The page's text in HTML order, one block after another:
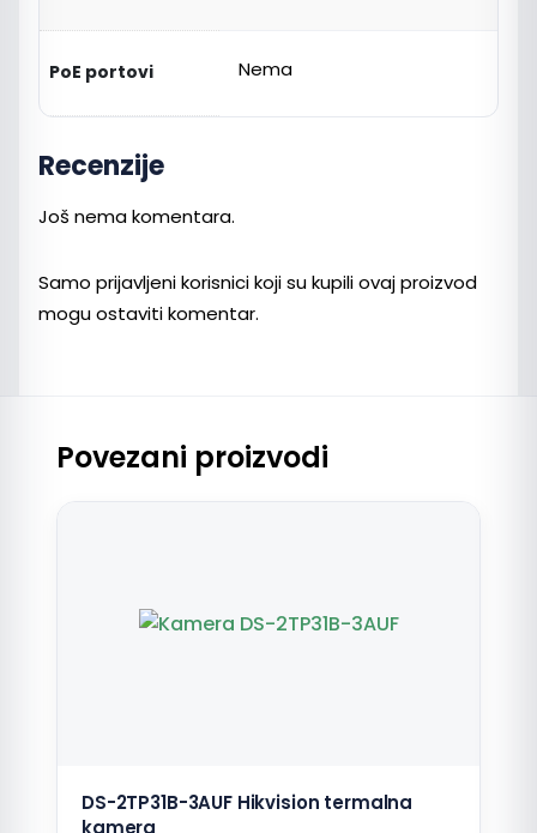
PoE portovi Nema
Recenzije
Još nema komentara.
Samo prijavljeni korisnici koji su kupili ovaj proizvod
mogu ostaviti komentar.
Povezani proizvodi
DS-2TP31B-3AUF Hikvision termalna
kamera